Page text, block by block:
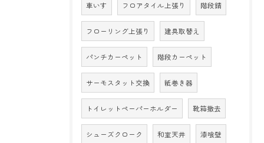
車いす フロアタイル上張り 階段錆
フローリング上張り 建具取替え
パンチカーペット 階段カーペット
サーモスタット交換 紙巻き器
トイレットペーパーホルダー 靴箱撤去
シューズクローク 和室天井 漆喰壁